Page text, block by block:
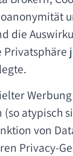
die
Privatsphäre
atypisch
von
Privacy-